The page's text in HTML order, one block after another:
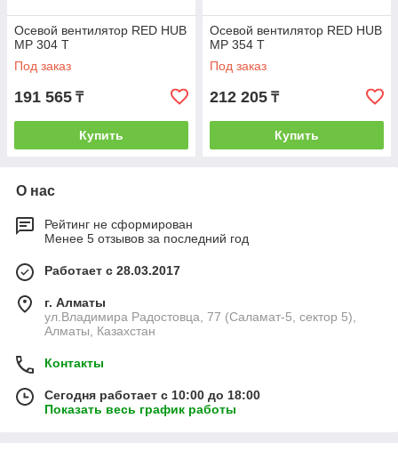
Осевой вентилятор RED HUB
MP 304 Т
Под заказ
191 565 ₸
Купить
Осевой вентилятор RED HUB
MP 354 Т
Под заказ
212 205 ₸
Купить
О нас
Рейтинг не сформирован
Менее 5 отзывов за последний год
Работает с 28.03.2017
г. Алматы
ул.Владимира Радостовца, 77 (Саламат-5, сектор 5),
Алматы, Казахстан
Контакты
Сегодня работает с 10:00 до 18:00
Показать весь график работы